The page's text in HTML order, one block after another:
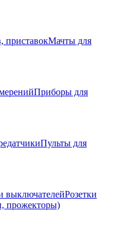
приставокМачты для
Приборы для
Пульты для
выключателейРозетки
прожекторы)